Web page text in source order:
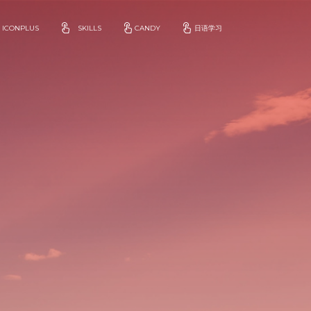
ICONPLUS SKILLS CANDY 日语学习